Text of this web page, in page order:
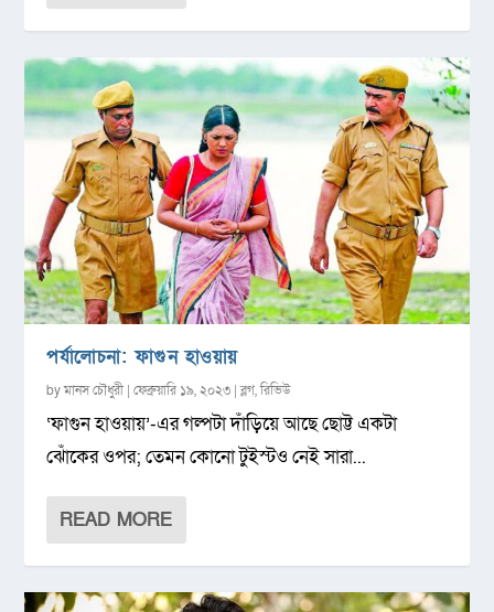
পর্যালোচনা: ফাগুন হাওয়ায়
byমানস চৌধুরী |ফেব্রুয়ারি ১৯, ২০২৩ |ব্লগ,রিভিউ
‘ফাগুন হাওয়ায়’-এর গল্পটা দাঁড়িয়ে আছে ছোট্ট একটা
ঝোঁকের ওপর; তেমন কোনো টুইস্টও নেই সারা...
READ MORE